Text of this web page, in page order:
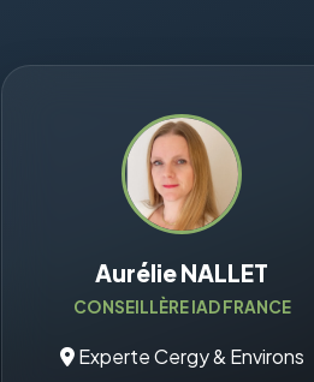
Aurélie NALLET
CONSEILLÈRE IAD FRANCE
Experte Cergy & Environs